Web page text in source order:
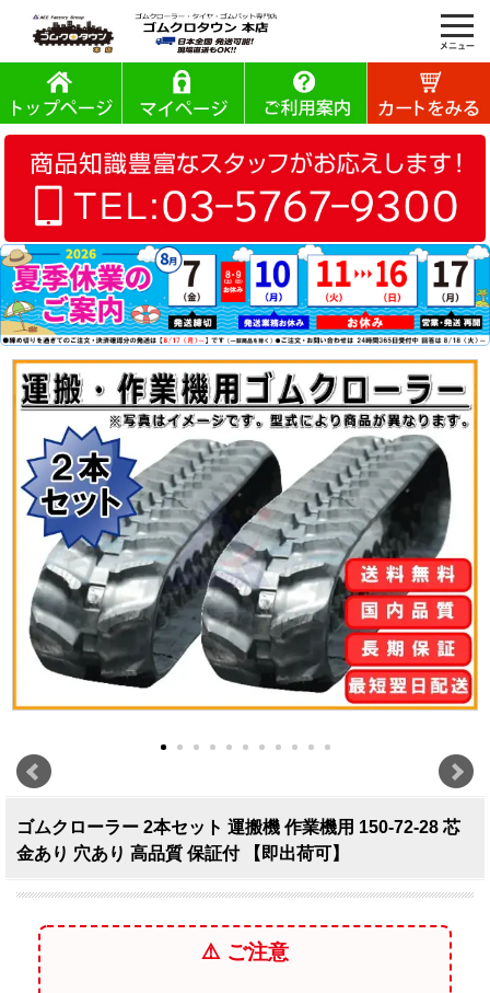
ゴムクローラー 2本セット 運搬機 作業機用 150-72-28 芯
金あり 穴あり 高品質 保証付 【即出荷可】
⚠️ ご注意